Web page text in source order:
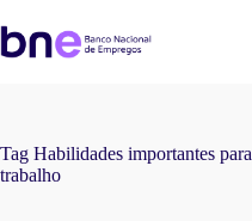
Tag Habilidades importantes
trabalho